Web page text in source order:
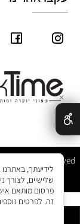
All Rights Reserved
✕
שלישיים, לצורך
פרסום מותאם
זה. לפרטים